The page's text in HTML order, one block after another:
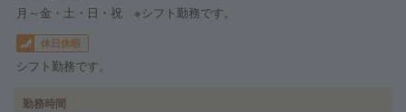
月～金・土・日・祝 ※シフト勤務です。
休日休暇
シフト勤務です。
勤務時間